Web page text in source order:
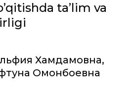
ta’lim va
Хамдамовна,
Омонбоевна